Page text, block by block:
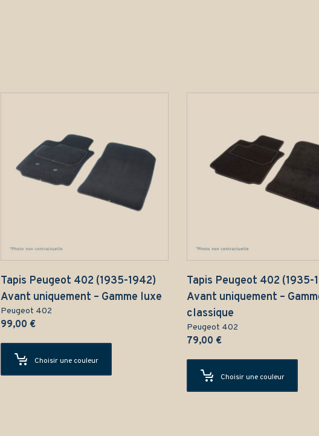
Tapis Peugeot 402 (1935-1942)
Avant uniquement – Gamme luxe
Peugeot 402
99,00 €
Choisir une couleur
Tapis Peugeot 402 (1935-
Avant uniquement –
classique
Peugeot 402
79,00 €
Choisir une couleur